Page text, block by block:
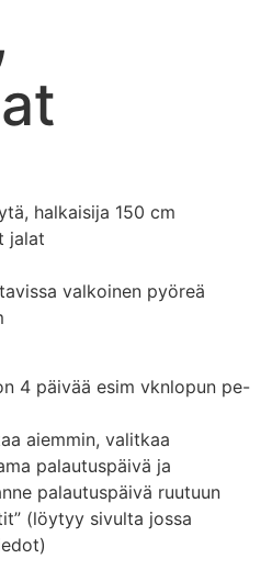
halkaisija 150 cm
jalat
valkoinen pyöreä
4 päivää esim vknlopun pe-
aiemmin, valitkaa
palautuspäivä ja
palautuspäivä ruutuun
(löytyy sivulta jossa